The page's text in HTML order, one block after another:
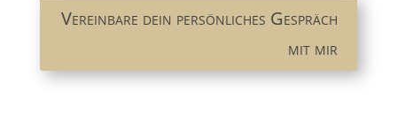
Vereinbare dein persönliches Gespräch
mit mir